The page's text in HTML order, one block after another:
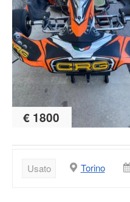
€ 1800
Usato Torino